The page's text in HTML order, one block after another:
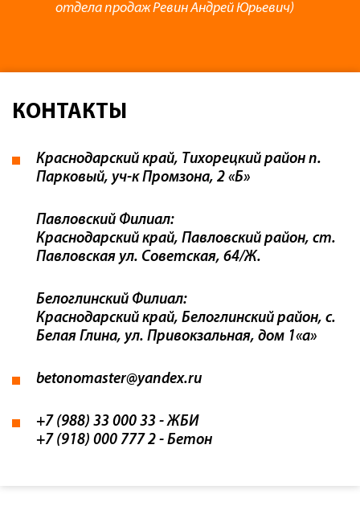
отдела продаж Ревин Андрей Юрьевич)
КОНТАКТЫ
Краснодарский край, Тихорецкий район п.
Парковый, уч-к Промзона, 2 «Б»
Павловский Филиал:
Краснодарский край, Павловский район, ст.
Павловская ул. Советская, 64/Ж.
Белоглинский Филиал:
Краснодарский край, Белоглинский район, с.
Белая Глина, ул. Привокзальная, дом 1«а»
betonomaster@yandex.ru
+7 (988) 33 000 33 - ЖБИ
+7 (918) 000 777 2 - Бетон